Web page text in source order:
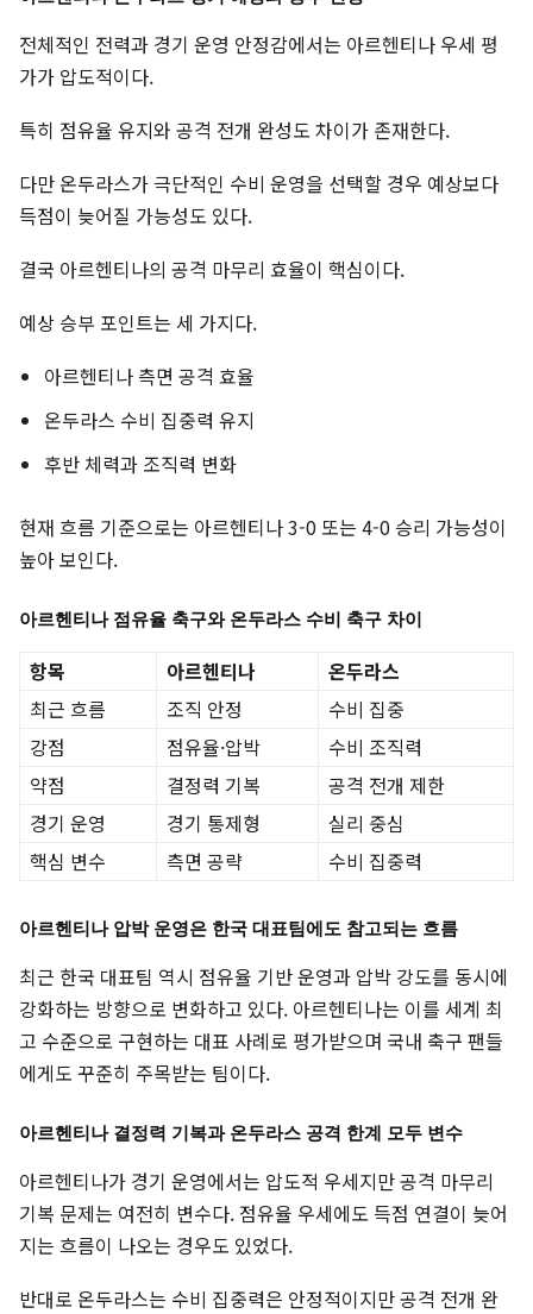
전체적인 전력과 경기 운영 안정감에서는 아르헨티나 우세 평
가가 압도적이다.
특히 점유율 유지와 공격 전개 완성도 차이가 존재한다.
다만 온두라스가 극단적인 수비 운영을 선택할 경우 예상보다
득점이 늦어질 가능성도 있다.
결국 아르헨티나의 공격 마무리 효율이 핵심이다.
예상 승부 포인트는 세 가지다.
아르헨티나 측면 공격 효율
온두라스 수비 집중력 유지
후반 체력과 조직력 변화
현재 흐름 기준으로는 아르헨티나 3-0 또는 4-0 승리 가능성이
높아 보인다.
아르헨티나 점유율 축구와 온두라스 수비 축구 차이
항목 아르헨티나
온두라스
최근 흐름
조직 안정
수비 집중
강점
점유율·압박
수비 조직력
약점
결정력 기복
공격 전개 제한
경기 운영
경기 통제형
실리 중심
핵심 변수
측면 공략 수비 집중력
아르헨티나 압박 운영은 한국 대표팀에도 참고되는 흐름
최근 한국 대표팀 역시 점유율 기반 운영과 압박 강도를 동시에
강화하는 방향으로 변화하고 있다. 아르헨티나는 이를 세계 최
고 수준으로 구현하는 대표 사례로 평가받으며 국내 축구 팬들
에게도 꾸준히 주목받는 팀이다.
아르헨티나 결정력 기복과 온두라스 공격 한계 모두 변수
아르헨티나가 경기 운영에서는 압도적 우세지만 공격 마무리
기복 문제는 여전히 변수다. 점유율 우세에도 득점 연결이 늦어
지는 흐름이 나오는 경우도 있었다.
반대로 온두라스는 수비 집중력은 안정적이지만 공격 전개 완